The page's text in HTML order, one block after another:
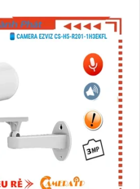
cắm thẻ nhớ Micro SD
phát âm thanh to rõ